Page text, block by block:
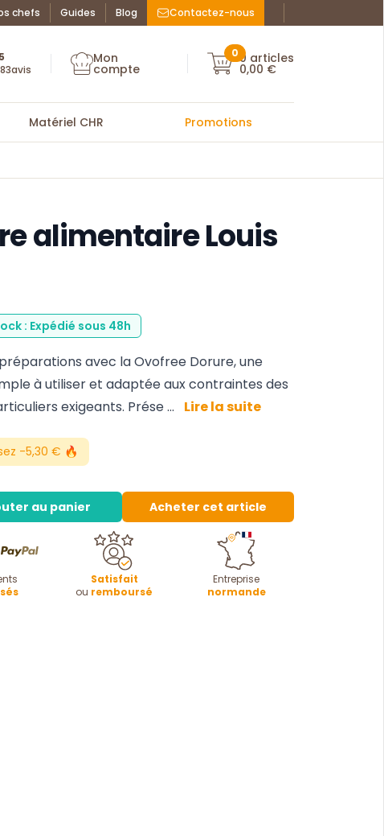
chefs Guides Blog Contactez-nous Facebook : La
Instagram :
des chefs
avis Mon compte
Mon
compte Mon compte
00 articles
0,00 €
Matériel CHR Promotions
alimentaire Louis
: Expédié sous 48h
avec la Ovofree Dorure, une
à utiliser et adaptée aux contraintes des
exigeants. Prése ...
Lire la suite
-5,30 € 🔥
au panier Acheter cet article
Satisfait
ou remboursé
Entreprise
normande